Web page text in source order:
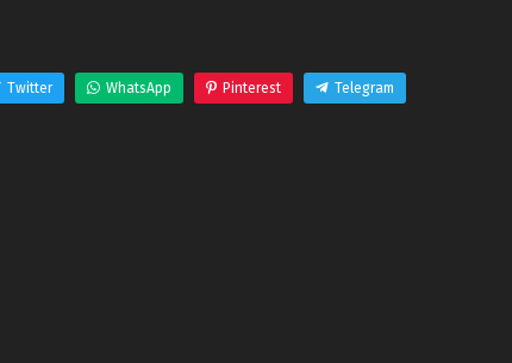
Twitter WhatsApp Pinterest Telegram